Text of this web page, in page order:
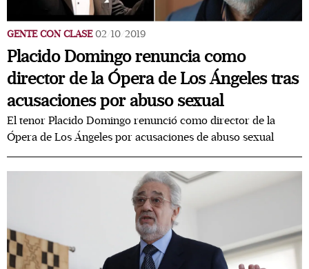
GENTE CON CLASE 02/10/2019
Placido Domingo renuncia como
director de la Ópera de Los Ángeles tras
acusaciones por abuso sexual
El tenor Placido Domingo renunció como director de la
Ópera de Los Ángeles por acusaciones de abuso sexual